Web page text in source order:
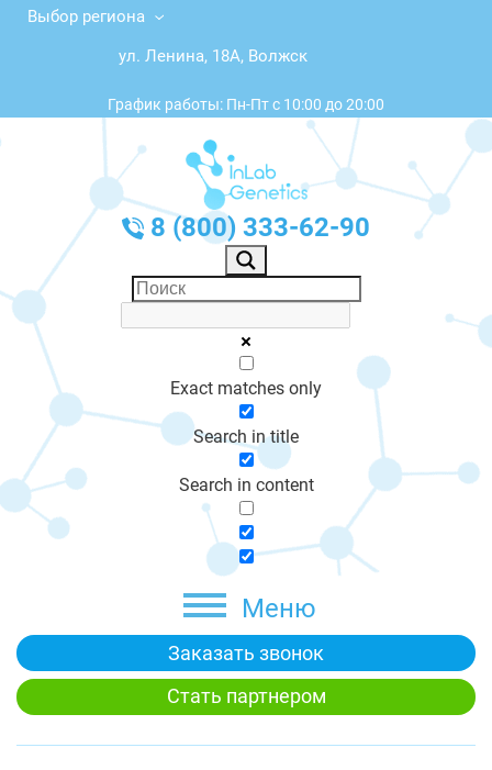
Выбор региона
ул. Ленина, 18А, Волжск
График работы: Пн-Пт с 10:00 до 20:00
8 (800) 333-62-90
Exact matches only
Search in title
Search in content
Меню
Заказать звонок
Стать партнером